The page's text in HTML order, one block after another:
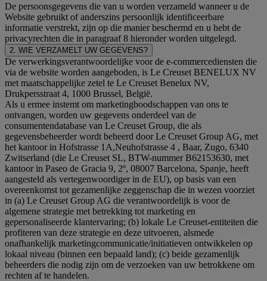
De persoonsgegevens die van u worden verzameld wanneer u de
Website gebruikt of anderszins persoonlijk identificeerbare
informatie verstrekt, zijn op die manier beschermd en u hebt de
privacyrechten die in paragraaf 8 hieronder worden uitgelegd.
2. WIE VERZAMELT UW GEGEVENS?
De verwerkingsverantwoordelijke voor de e-commercediensten die
via de website worden aangeboden, is Le Creuset BENELUX NV
met maatschappelijke zetel te Le Creuset Benelux NV,
Drukpersstraat 4, 1000 Brussel, België.
Als u ermee instemt om marketingboodschappen van ons te
ontvangen, worden uw gegevens onderdeel van de
consumentendatabase van Le Creuset Group, die als
gegevensbeheerder wordt beheerd door Le Creuset Group AG, met
het kantoor in Hofstrasse 1A,Neuhofstrasse 4 , Baar, Zugo, 6340
Zwitserland (die Le Creuset SL, BTW-nummer B62153630, met
kantoor in Paseo de Gracia 9, 2º, 08007 Barcelona, Spanje, heeft
aangesteld als vertegenwoordiger in de EU), op basis van een
overeenkomst tot gezamenlijke zeggenschap die in wezen voorziet
in (a) Le Creuset Group AG die verantwoordelijk is voor de
algemene strategie met betrekking tot marketing en
gepersonaliseerde klantervaring; (b) lokale Le Creuset-entiteiten die
profiteren van deze strategie en deze uitvoeren, alsmede
onafhankelijk marketingcommunicatie/initiatieven ontwikkelen op
lokaal niveau (binnen een bepaald land); (c) beide gezamenlijk
beheerders die nodig zijn om de verzoeken van uw betrokkene om
rechten af te handelen.